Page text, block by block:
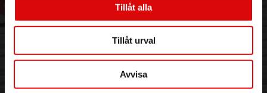
Tillåt alla
Tillåt urval
Avvisa
Visselblåsning
Aktuellt på Order
Ansökan om RMA
Godsefterlysning & Felleverans
Integritetspolicy
Om cookies